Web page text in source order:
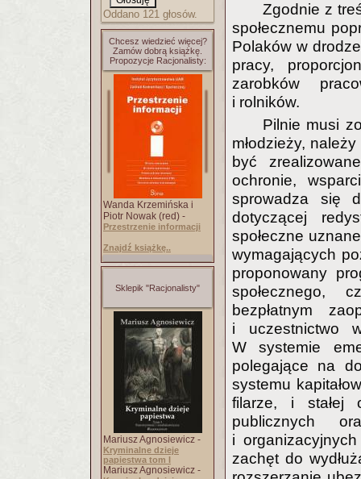
Oddano 121 głosów.
Chcesz wiedzieć więcej?
Zamów dobrą książkę.
Propozycje Racjonalisty:
Wanda Krzemińska i
Piotr Nowak (red) -
Przestrzenie informacji
Znajdź książkę..
Sklepik "Racjonalisty"
Mariusz Agnosiewicz -
Kryminalne dzieje
papiestwa tom I
Mariusz Agnosiewicz -
Zgodnie z
społecznemu
Polaków w
pracy,
zarobków
i rolników.
Pilnie musi
młodzieży,
być
ochronie,
sprowadza się
dotyczącej
społeczne
wymagających
proponowany
społecznego,
bezpłatnym
i uczestnictwo
W systemie
polegające na
systemu
filarze, i stałej
publicznych
i
zachęt do